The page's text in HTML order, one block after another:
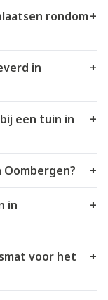
rondom+
in
+
een tuin in
+
+
in
+
voor het
+